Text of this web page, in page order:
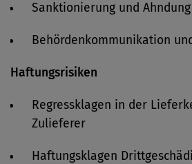
Sanktionierung und Ahndung
Behördenkommunikation
Haftungsrisiken
Regressklagen in der
Zulieferer
Haftungsklagen